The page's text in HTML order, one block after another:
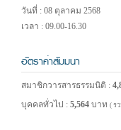
วันที่ : 08 ตุลาคม 2568
เวลา : 09.00-16.30
อัตราค่าสัมมนา
สมาชิกวารสารธรรมนิติ :
บุคคลทั่วไป : 5,564 บาท ( ร